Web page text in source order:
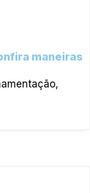
maneiras